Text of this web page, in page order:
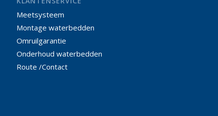
Meetsysteem
Montage waterbedden
Omruilgarantie
Onderhoud waterbedden
Route /Contact